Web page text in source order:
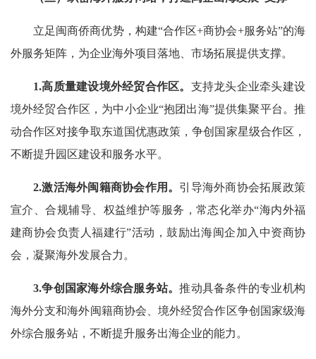
立足闽商侨商优势，构建“合作区+商协会+服务站”的海
外服务矩阵，为企业海外项目落地、市场拓展提供支撑。
1.高质量建设境外经贸合作区。 支持龙头企业牵头建设
境外经贸合作区，为中小企业“抱团出海”提供集聚平台。推
动合作区对接争取东道国优惠政策，争创国家星级合作区，
不断提升园区建设和服务水平。
2.激活海外闽籍商协会作用。 引导海外商协会拓展政策
宣介、合规辅导、权益维护等服务，常态化举办“海内外福
建商协会负责人福建行”活动，鼓励出海闽企加入中资商协
会，凝聚海外发展合力。
3.争创国家海外综合服务站。推动具备条件的专业机构
海外分支和海外闽籍商协会、境外经贸合作区争创国家级海
外综合服务站，不断提升服务出海企业的能力。